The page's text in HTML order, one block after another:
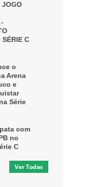
JOGO
SÉRIE C
o
Arena
e
Série
com
no
C
Ver Todas